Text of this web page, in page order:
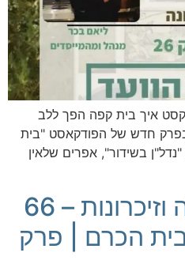
איך בית קפה הפך ללב
חדש של הפודקאסט "בית
בשידור", אפרים שלאין
נוסטלגיה, קהילה וזיכרונות – 66
הכרם | פרק